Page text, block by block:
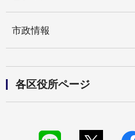
市政情報
各区役所ページ